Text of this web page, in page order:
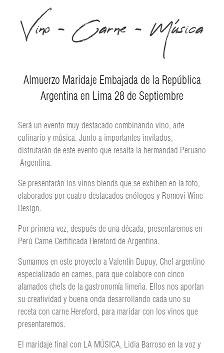
Vino - Carne - Música
Almuerzo Maridaje Embajada de la República
Argentina en Lima 28 de Septiembre
Será un evento muy destacado combinando vino, arte
culinario y música. Junto a importantes invitados,
disfrutarán de este evento que resalta la hermandad Peruano
 Argentina.
Se presentarán los vinos blends que se exhiben en la foto,
elaborados por cuatro destacados enólogos y Romovi Wine
Design.
Por primera vez, después de una década, presentaremos en
Perú Carne Certificada Hereford de Argentina.
Sumamos en este proyecto a Valentín Dupuy, Chef argentino
especializado en carnes, para que colabore con cinco
afamados chefs de la gastronomía limeña. Ellos nos aportan
su creatividad y buena onda desarrollando cada uno su
receta con carne Hereford, para maridar con los vinos que
presentaremos.
El maridaje final con LA MÚSICA, Lidia Barroso en la voz y